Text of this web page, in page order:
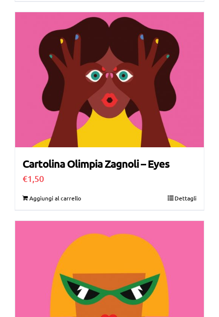
Cartolina Olimpia Zagnoli – Eyes
€1,50
Aggiungi al carrello Dettagli